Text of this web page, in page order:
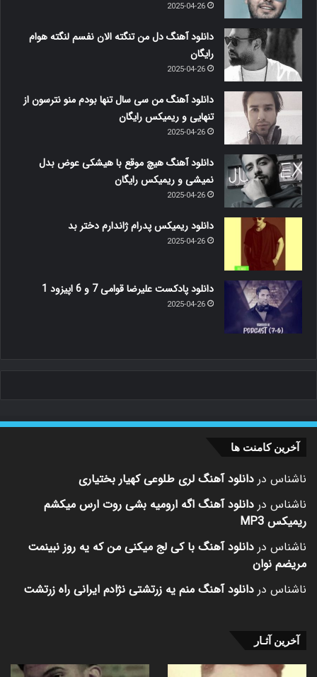
2025-04-26
دانلود آهنگ دل من تنگته الان نفسم لنگته هوام
رایگان
2025-04-26
دانلود آهنگ من سی سال تنها بودم منو نترسون از
تنهایی و ریمیکس رایگان
2025-04-26
دانلود آهنگ هیچ موقع با هیشکی عوض بدل
نمیشی و ریمیکس رایگان
2025-04-26
دانلود ریمیکس پدرام ژاندارم دختر بد
2025-04-26
دانلود پادکست علیرضا قوامی 7 و 6 اپیزود 1
2025-04-26
آخرین کامنت ها
ناشناس در دانلود آهنگ لری طلوعی کهیار بختیاری
ناشناس در دانلود آهنگ اگه ارومیه بشی روت ارس میکشم
ریمیکس MP3
ناشناس در دانلود آهنگ با کی لج میکنی من که یه روز نبینمت
مریضم نوان
ناشناس در دانلود آهنگ منم یه زرتشتی نژادم ایرانی راه زرتشت
آخرین آثـار